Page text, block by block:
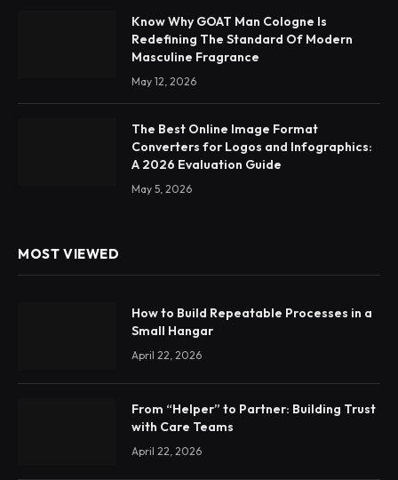
Know Why GOAT Man Cologne Is
Redefining The Standard Of Modern
Masculine Fragrance
May 12, 2026
The Best Online Image Format
Converters for Logos and Infographics:
A 2026 Evaluation Guide
May 5, 2026
MOST VIEWED
How to Build Repeatable Processes in a
Small Hangar
April 22, 2026
From “Helper” to Partner: Building Trust
with Care Teams
April 22, 2026